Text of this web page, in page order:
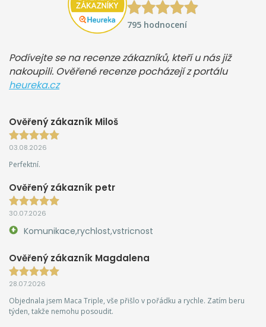
795 hodnocení
Podívejte se na recenze zákazníků, kteří u nás již
nakoupili. Ověřené recenze pocházejí z portálu
heureka.cz
Ověřený zákazník Miloš
03.08.2026
Perfektní.
Ověřený zákazník petr
30.07.2026
Komunikace,rychlost,vstricnost
Ověřený zákazník Magdalena
28.07.2026
Objednala jsem Maca Triple, vše přišlo v pořádku a rychle. Zatím beru
týden, takže nemohu posoudit.